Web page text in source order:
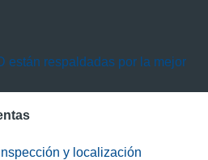
están respaldadas por la mejor
y localización